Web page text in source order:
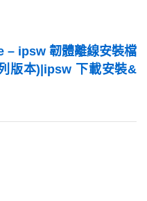
– ipsw 韌體離線安裝檔
版本)|ipsw 下載安裝&